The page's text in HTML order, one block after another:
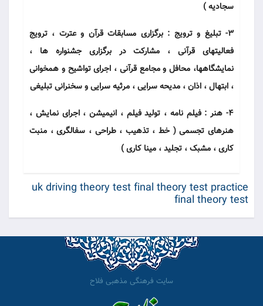
سجادیه )
3- تبلیغ و ترویج : برگزاری مسابقات قرآن و عترت ، ترویج
فعالیتهای قرآنی ، مشارکت در برگزاری جشنواره ها ،
نمایشگاهها، محافل و مجامع قرآنی ، اجرای تواشیح و همخوانی
، ابتهال ، اذان ، مدیحه سرایی ، مرثیه سرایی و سخنرانی تبلیغی
4- هنر : فیلم نامه ، تولید فیلم ، انیمیشن ، اجرای نمایش ،
هنرهای تجسمی ( خط ، تذهیب ، طراحی ، سفالگری ، منبت
کاری ، مشبک ، تجلید ، مینا کاری )
uk driving theory testfinal theory test practice
final theory test
سایت فرهنگی مذهبی فلاح